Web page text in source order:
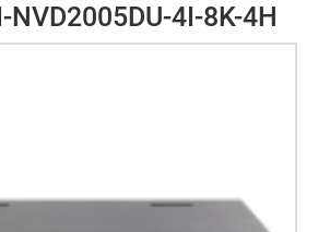
NVD2005DU-4I-8K-4H